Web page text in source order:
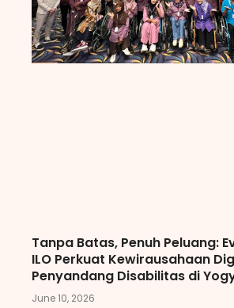
Tanpa Batas, Penuh Peluang:
ILO Perkuat Kewirausahaan
Penyandang Disabilitas di
June 10, 2026